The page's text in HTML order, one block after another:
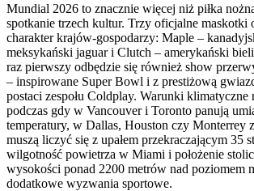
Mundial 2026 to znacznie więcej niż piłka
spotkanie trzech kultur. Trzy oficjalne maskotki
charakter krajów-gospodarzy: Maple –
meksykański jaguar i Clutch – amerykański
raz pierwszy odbędzie się również show
– inspirowane Super Bowl i z prestiżową
postaci zespołu Coldplay. Warunki klimatyczne
podczas gdy w Vancouver i Toronto panują
temperatury, w Dallas, Houston czy Monterrey
muszą liczyć się z upałem przekraczającym 35
wilgotność powietrza w Miami i położenie
wysokości ponad 2200 metrów nad poziomem
dodatkowe wyzwania sportowe.